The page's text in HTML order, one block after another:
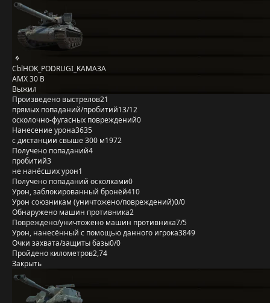
CblHOK_PODRUGI_KAMA3A
AMX 30 B
Выжил
Произведено выстрелов21
прямых попаданий/пробитий13/12
осколочно-фугасных повреждений0
Нанесение урона3635
с дистанции свыше 300 м1972
Получено попаданий4
пробитий3
не нанёсших урон1
Получено попаданий осколками0
Урон, заблокированный бронёй410
Урон союзникам (уничтожено/повреждений)0/0
Обнаружено машин противника2
Повреждено/уничтожено машин противника7/5
Урон, нанесённый с помощью данного игрока3849
Очки захвата/защиты базы0/0
Пройдено километров2,74
Закрыть